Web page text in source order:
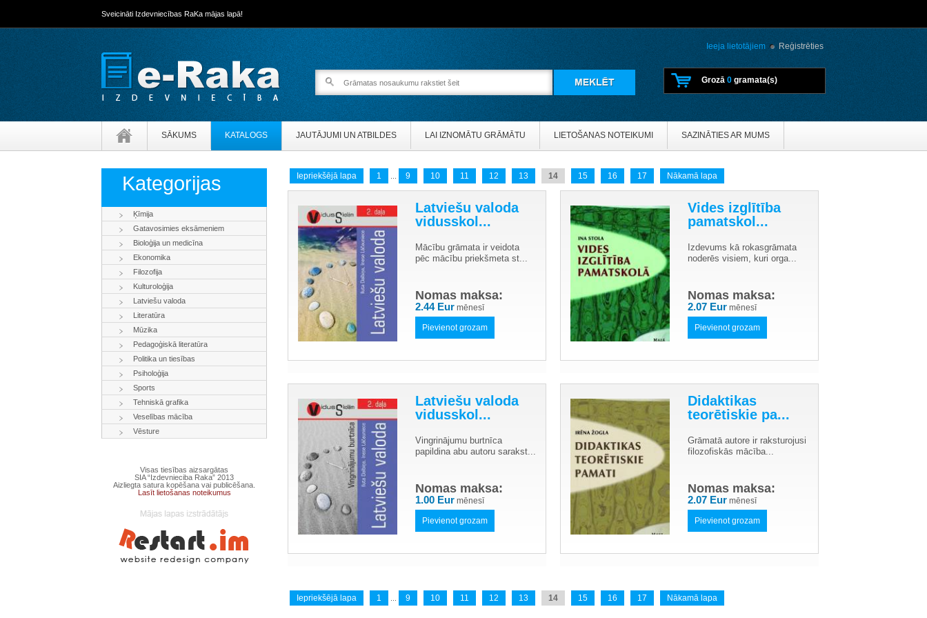
Sveicināti Izdevniecības RaKa mājas lapā!
Ieeja lietotājiem Reģistrēties
Grozā 0 gramata(s)
SĀKUMS KATALOGS JAUTĀJUMI UN ATBILDES LAI IZNOMĀTU GRĀMĀTU LIETOŠANAS NOTEIKUMI SAZINĀTIES AR MUMS
Kategorijas
Ķīmija
Gatavosimies eksāmeniem
Bioloģija un medicīna
Ekonomika
Filozofija
Kulturoloģija
Latviešu valoda
Literatūra
Mūzika
Pedagoģiskā literatūra
Politika un tiesības
Psiholoģija
Sports
Tehniskā grafika
Veselības mācība
Vēsture
Visas tiesības aizsargātas
SIA “Izdevnieciba Raka” 2013
Aizliegta satura kopēšana vai publicēšana.
Lasīt lietošanas noteikumus
Iepriekšējā lapa 1 9 10 11 12 13 14 15 16 17 Nākamā lapa
Latviešu valoda
vidusskol...
Mācību grāmata ir veidota
pēc mācību priekšmeta st...
Nomas maksa:
2.44 Eur mēnesī
Pievienot grozam
Vides izglītība
pamatskol...
Izdevums kā rokasgrāmata
noderēs visiem, kuri orga...
Nomas maksa:
2.07 Eur mēnesī
Pievienot grozam
Latviešu valoda
vidusskol...
Vingrinājumu burtnīca
papildina abu autoru sarakst...
Nomas maksa:
1.00 Eur mēnesī
Pievienot grozam
Didaktikas
teorētiskie pa...
Grāmatā autore ir raksturojusi
filozofiskās mācība...
Nomas maksa:
2.07 Eur mēnesī
Pievienot grozam
Iepriekšējā lapa 1 9 10 11 12 13 14 15 16 17 Nākamā lapa